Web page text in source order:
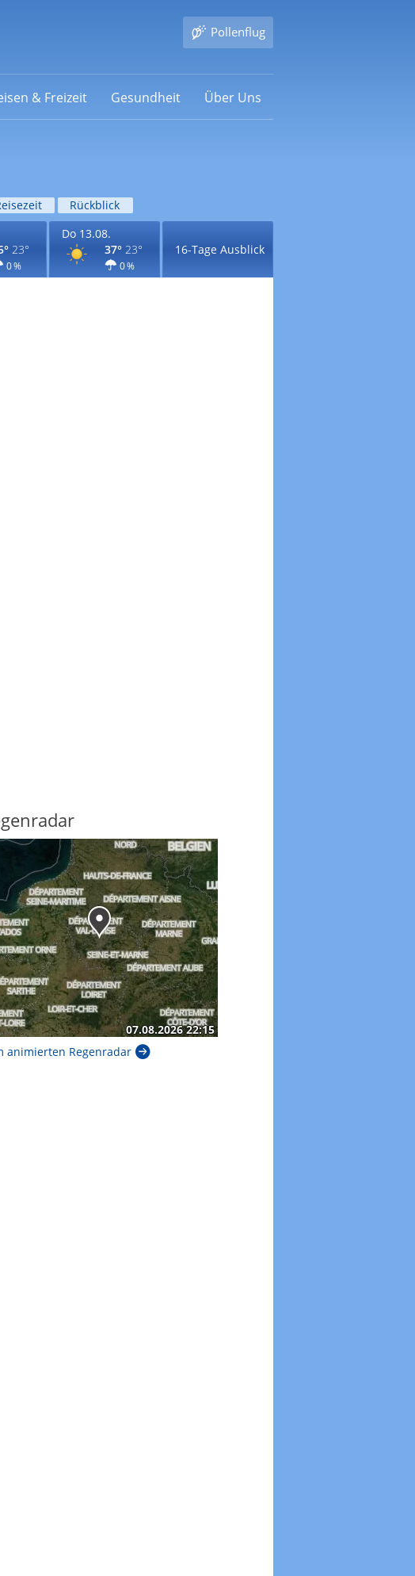
Pollenflug
& Freizeit Gesundheit Über Uns
Rückblick
23°
0 %
Do 13.08.
37° 23°
0 %
16-Tage Ausblick
animierten Regenradar